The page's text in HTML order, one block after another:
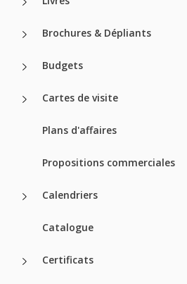
Brochures & Dépliants
Budgets
Cartes de visite
Plans d'affaires
Propositions commerciales
Calendriers
Catalogue
Certificats